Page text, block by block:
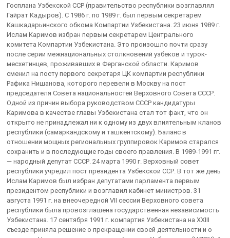
Госплана Узбекской ССР (правительство республики возглавлял
Гайрат Кадыров). С 1986 г. по 1989 г. был первым секретарем
Кашкадарьинского обкома Компартии Узбекистана. 23 июня 1989 г.
Ислам Каримов избран первым секретарем Центрального
комитета Компартии Узбекистана. Это произошло почти сразу
после серии межнациональных столкновений узбеков и турок-
месхетинцев, проживавших в Ферганской области. Каримов
сменил на посту первого секретаря ЦК компартии республики
Рафика Нишанова, которого перевели в Москву на пост
председателя Совета национальностей Верховного Совета СССР.
Одной из причин выбора руководством СССР кандидатуры
Каримова в качестве главы Узбекистана стал тот факт, что он
открыто не принадлежал ни к одному из двух влиятельным кланов
республики (самаркандскому и ташкентскому). Баланс в
отношении мощных региональных группировок Каримов старался
сохранить и в последующие годы своего правления. В 1989-1991 гг.
— народный депутат СССР. 24 марта 1990 г. Верховный совет
республики учредил пост президента Узбекской ССР. В тот же день
Ислам Каримов был избран депутатами парламента первым
президентом республики и возглавил кабинет министров. 31
августа 1991 г. на внеочередной VII сессии Верховного совета
республики была провозглашена государственная независимость
Узбекистана. 17 сентября 1991 г. компартия Узбекистана на XXIII
съезде приняла решение о прекращении своей деятельности и о